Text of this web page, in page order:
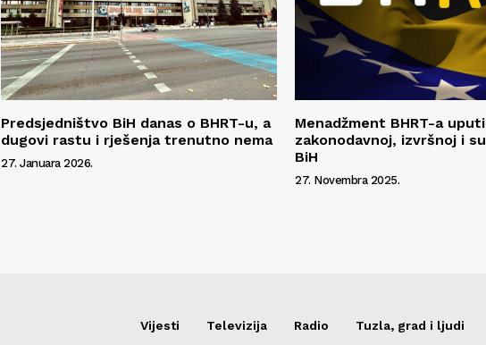
Predsjedništvo BiH danas o BHRT-u, a
dugovi rastu i rješenja trenutno nema
27. Januara 2026.
Menadžment BHRT-a
zakonodavnoj, izvršnoj i
BiH
27. Novembra 2025.
Vijesti Televizija Radio Tuzla, grad i ljudi